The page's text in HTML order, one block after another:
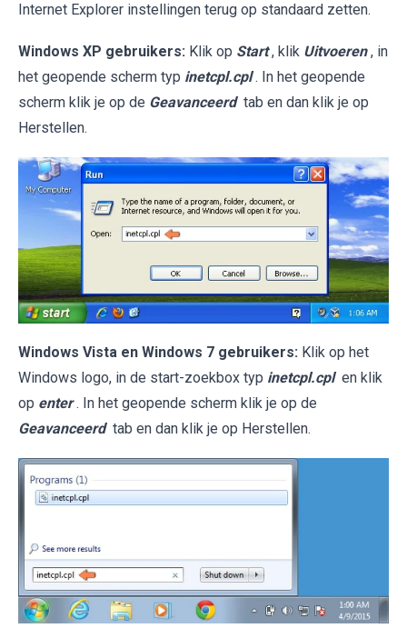
Internet Explorer instellingen terug op standaard zetten.
Windows XP gebruikers: Klik op Start , klik Uitvoeren , in
het geopende scherm typ inetcpl.cpl . In het geopende
scherm klik je op de Geavanceerd tab en dan klik je op
Herstellen.
Windows Vista en Windows 7 gebruikers: Klik op het
Windows logo, in de start-zoekbox typ inetcpl.cpl en klik
op enter . In het geopende scherm klik je op de
Geavanceerd tab en dan klik je op Herstellen.